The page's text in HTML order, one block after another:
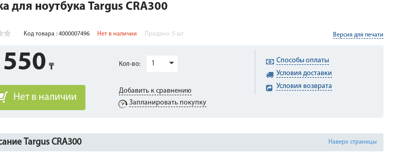
для ноутбука Targus CRA300
Код товара : 4000007496 Нет в наличии Продано: 5 шт Версия для печати
550
Нет в наличии
Кол-во: 1
Добавить к сравнению
Запланировать покупку
Способы оплаты
Условия доставки
Условия возврата
Targus CRA300 Наверх страницы